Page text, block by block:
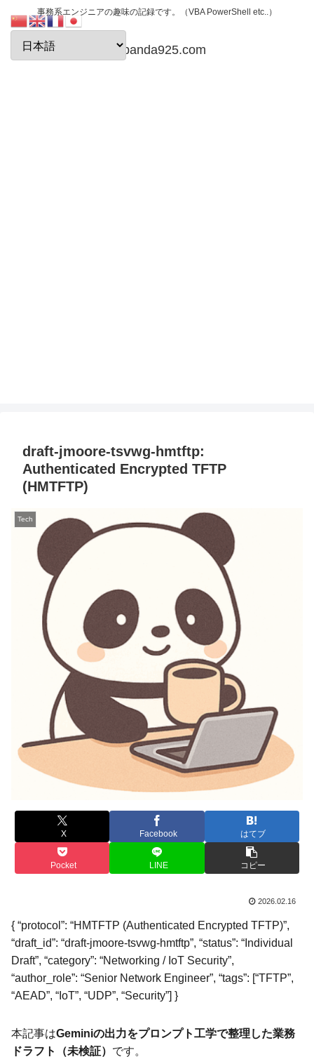
事務系エンジニアの趣味の記録です。（VBA PowerShell etc..）
papanda925.com
draft-jmoore-tsvwg-hmtftp:
Authenticated Encrypted TFTP
(HMTFTP)
Tech
X Facebook はてブ
Pocket LINE コピー
2026.02.16
{ “protocol”: “HMTFTP (Authenticated Encrypted TFTP)”,
“draft_id”: “draft-jmoore-tsvwg-hmtftp”, “status”: “Individual
Draft”, “category”: “Networking / IoT Security”,
“author_role”: “Senior Network Engineer”, “tags”: [“TFTP”,
“AEAD”, “IoT”, “UDP”, “Security”] }
本記事はGeminiの出力をプロンプト工学で整理した業務
ドラフト（未検証） です。